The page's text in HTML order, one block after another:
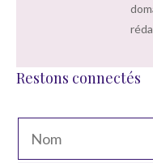
Restons connectés